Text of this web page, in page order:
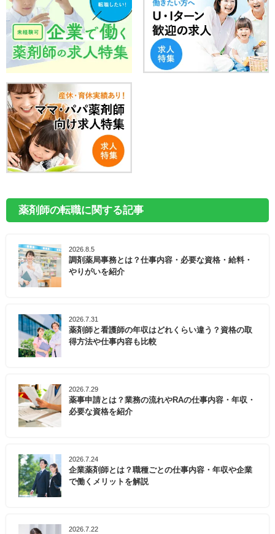
薬剤師の転職に関する記事
2026.8.5
調剤薬局事務とは？仕事内容・必要な資格・給料・
やりがいを紹介
2026.7.31
薬剤師と看護師の年収はどれくらい違う？資格の取
得方法や仕事内容も比較
2026.7.29
薬事申請とは？業務の流れやRAの仕事内容・年収・
必要な資格を紹介
2026.7.24
企業薬剤師とは？職種ごとの仕事内容・年収や企業
で働くメリットを解説
2026.7.22